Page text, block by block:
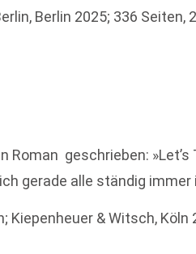
Berlin 2025; 336 Seiten,
geschrieben: »Let’s
gerade alle ständig
& Witsch, Köln